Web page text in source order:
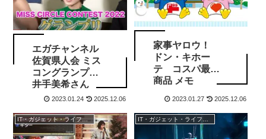
エガチャンネル
佐賀県人会 ミス
コングランプリ
井手美希さん
2023.01.24 2025.12.06
家事ヤロウ！
ドン・キホー
テ コスパ最強
商品 メモ
2023.01.27 2025.12.06
IT・ガジェット・ライフスタイル IT・ガジェット・ライフスタイル